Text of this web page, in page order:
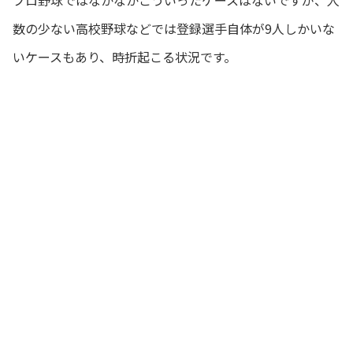
数の少ない高校野球などでは登録選手自体が9人しかいな
いケースもあり、時折起こる状況です。